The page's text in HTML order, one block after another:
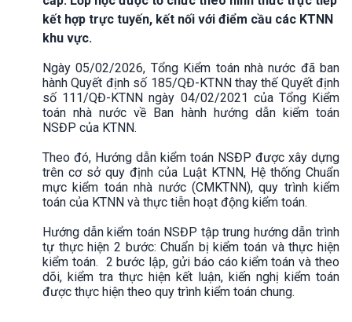
kết hợp trực tuyến, kết nối với điểm cầu các KTNN
khu vực.
Ngày 05/02/2026, Tổng Kiểm toán nhà nước đã ban
hành Quyết định số 185/QĐ-KTNN thay thế Quyết định
số 111/QĐ-KTNN ngày 04/02/2021 của Tổng Kiểm
toán nhà nước về Ban hành hướng dẫn kiểm toán
NSĐP của KTNN.
Theo đó, Hướng dẫn kiểm toán NSĐP được xây dựng
trên cơ sở quy định của Luật KTNN, Hệ thống Chuẩn
mực kiểm toán nhà nước (CMKTNN), quy trình kiểm
toán của KTNN và thực tiễn hoạt động kiểm toán.
Hướng dẫn kiểm toán NSĐP tập trung hướng dẫn trình
tự thực hiện 2 bước: Chuẩn bị kiểm toán và thực hiện
kiểm toán. 2 bước lập, gửi báo cáo kiểm toán và theo
dõi, kiểm tra thực hiện kết luận, kiến nghị kiểm toán
được thực hiện theo quy trình kiểm toán chung.